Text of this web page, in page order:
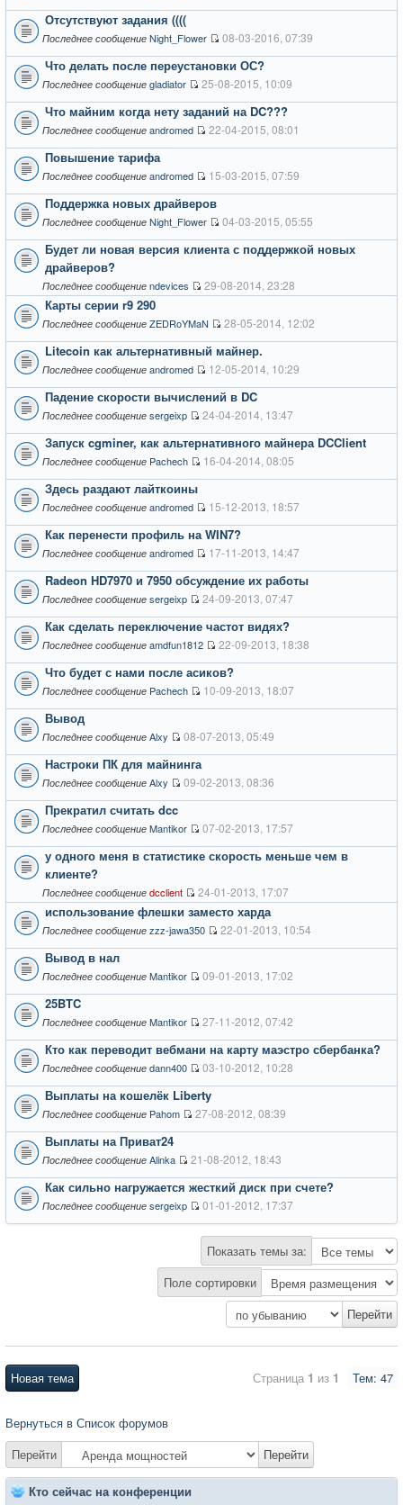
Отсутствуют задания ((((
Последнее сообщение Night_Flower 08-03-2016, 07:39
Что делать после переустановки ОС?
Последнее сообщение gladiator 25-08-2015, 10:09
Что майним когда нету заданий на DC???
Последнее сообщение andromed 22-04-2015, 08:01
Повышение тарифа
Последнее сообщение andromed 15-03-2015, 07:59
Поддержка новых драйверов
Последнее сообщение Night_Flower 04-03-2015, 05:55
Будет ли новая версия клиента с поддержкой новых
драйверов?
Последнее сообщение ndevices 29-08-2014, 23:28
Карты серии r9 290
Последнее сообщение ZEDRoYMaN 28-05-2014, 12:02
Litecoin как альтернативный майнер.
Последнее сообщение andromed 12-05-2014, 10:29
Падение скорости вычислений в DC
Последнее сообщение sergeixp 24-04-2014, 13:47
Запуск cgminer, как альтернативного майнера DCClient
Последнее сообщение Pachech 16-04-2014, 08:05
Здесь раздают лайткоины
Последнее сообщение andromed 15-12-2013, 18:57
Как перенести профиль на WIN7?
Последнее сообщение andromed 17-11-2013, 14:47
Radeon HD7970 и 7950 обсуждение их работы
Последнее сообщение sergeixp 24-09-2013, 07:47
Как сделать переключение частот видях?
Последнее сообщение amdfun1812 22-09-2013, 18:38
Что будет с нами после асиков?
Последнее сообщение Pachech 10-09-2013, 18:07
Вывод
Последнее сообщение Alxy 08-07-2013, 05:49
Настроки ПК для майнинга
Последнее сообщение Alxy 09-02-2013, 08:36
Прекратил считать dcc
Последнее сообщение Mantikor 07-02-2013, 17:57
у одного меня в статистике скорость меньше чем в
клиенте?
Последнее сообщение dcclient 24-01-2013, 17:07
использование флешки заместо харда
Последнее сообщение zzz-jawa350 22-01-2013, 10:54
Вывод в нал
Последнее сообщение Mantikor 09-01-2013, 17:02
25BTC
Последнее сообщение Mantikor 27-11-2012, 07:42
Кто как переводит вебмани на карту маэстро сбербанка?
Последнее сообщение dann400 03-10-2012, 10:28
Выплаты на кошелёк Liberty
Последнее сообщение Pahom 27-08-2012, 08:39
Выплаты на Приват24
Последнее сообщение Alinka 21-08-2012, 18:43
Как сильно нагружается жесткий диск при счете?
Последнее сообщение sergeixp 01-01-2012, 17:37
Показать темы за:
Поле сортировки
Новая тема Тем: 47
Страница 1 из 1
Вернуться в Список форумов
Перейти
Перейти
Кто сейчас на конференции